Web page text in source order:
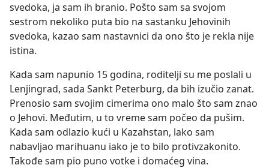
svedoka, ja sam ih branio. Pošto sam sa svojom
sestrom nekoliko puta bio na sastanku Jehovinih
svedoka, kazao sam nastavnici da ono što je rekla nije
istina.
Kada sam napunio 15 godina, roditelji su me poslali u
Lenjingrad, sada Sankt Peterburg, da bih izučio zanat.
Prenosio sam svojim cimerima ono malo što sam znao
o Jehovi. Međutim, u to vreme sam počeo da pušim.
Kada sam odlazio kući u Kazahstan, lako sam
nabavljao marihuanu iako je to bilo protivzakonito.
Takođe sam pio puno votke i domaćeg vina.